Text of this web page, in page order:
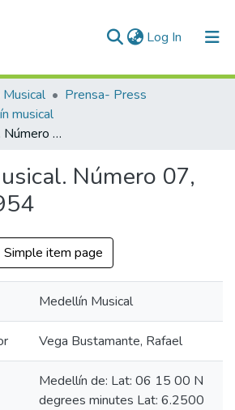
Log In (current)
Prensa- Press
musical
Medellín Musical. Número 07, Mayo de 1954
Número 07,
Simple item page
Medellín Musical
Vega Bustamante, Rafael
Medellín de: Lat: 06 15 00 N
degrees minutes Lat: 6.2500